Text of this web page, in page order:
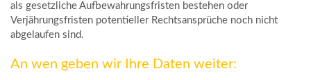
als gesetzliche Aufbewahrungsfristen bestehen oder
Verjährungsfristen potentieller Rechtsansprüche noch nicht
abgelaufen sind.
An wen geben wir Ihre Daten weiter: